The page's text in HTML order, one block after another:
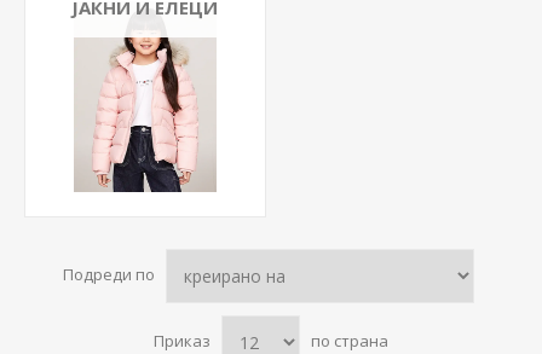
ЈАКНИ И ЕЛЕЦИ
Подреди по
Приказ по страна